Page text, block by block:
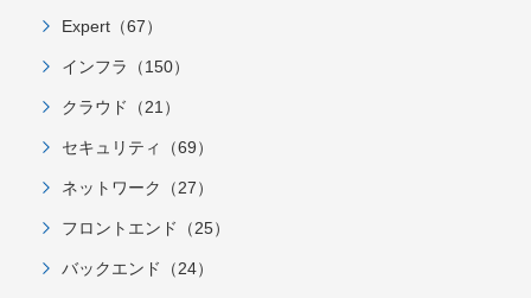
Expert（67）
インフラ（150）
クラウド（21）
セキュリティ（69）
ネットワーク（27）
フロントエンド（25）
バックエンド（24）